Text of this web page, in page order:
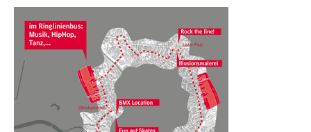
seeing
content and
offers.